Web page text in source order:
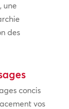
une
des
concis
vos